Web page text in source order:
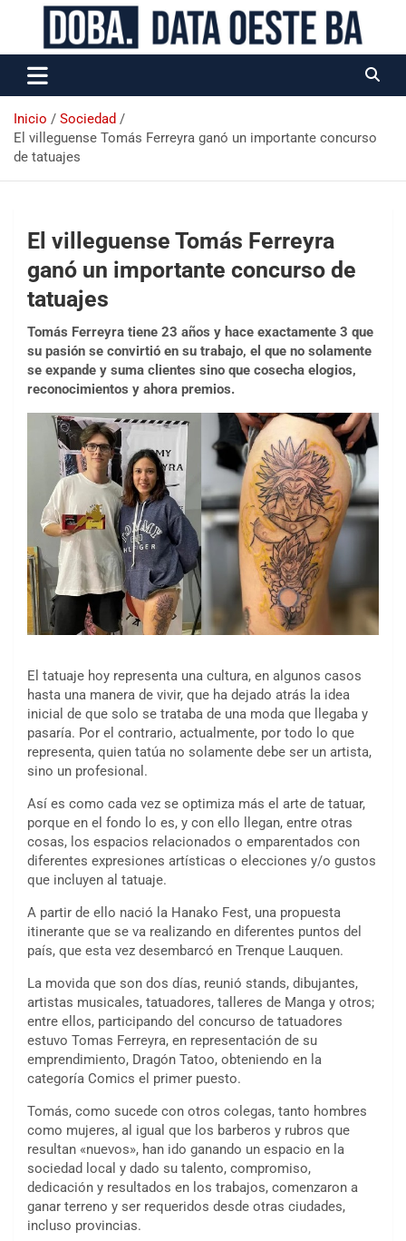
Data Oeste BA
Inicio
Sociedad
El villeguense Tomás Ferreyra ganó un importante concurso
de tatuajes
El villeguense Tomás Ferreyra
ganó un importante concurso de
tatuajes
Tomás Ferreyra tiene 23 años y hace exactamente 3 que
su pasión se convirtió en su trabajo, el que no solamente
se expande y suma clientes sino que cosecha elogios,
reconocimientos y ahora premios.
El tatuaje hoy representa una cultura, en algunos casos
hasta una manera de vivir, que ha dejado atrás la idea
inicial de que solo se trataba de una moda que llegaba y
pasaría. Por el contrario, actualmente, por todo lo que
representa, quien tatúa no solamente debe ser un artista,
sino un profesional.
Así es como cada vez se optimiza más el arte de tatuar,
porque en el fondo lo es, y con ello llegan, entre otras
cosas, los espacios relacionados o emparentados con
diferentes expresiones artísticas o elecciones y/o gustos
que incluyen al tatuaje.
A partir de ello nació la Hanako Fest, una propuesta
itinerante que se va realizando en diferentes puntos del
país, que esta vez desembarcó en Trenque Lauquen.
La movida que son dos días, reunió stands, dibujantes,
artistas musicales, tatuadores, talleres de Manga y otros;
entre ellos, participando del concurso de tatuadores
estuvo Tomas Ferreyra, en representación de su
emprendimiento, Dragón Tatoo, obteniendo en la
categoría Comics el primer puesto.
Tomás, como sucede con otros colegas, tanto hombres
como mujeres, al igual que los barberos y rubros que
resultan «nuevos», han ido ganando un espacio en la
sociedad local y dado su talento, compromiso,
dedicación y resultados en los trabajos, comenzaron a
ganar terreno y ser requeridos desde otras ciudades,
incluso provincias.